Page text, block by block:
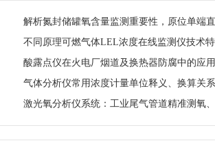
酸露点仪在火电厂烟道及换热器防腐中的应用